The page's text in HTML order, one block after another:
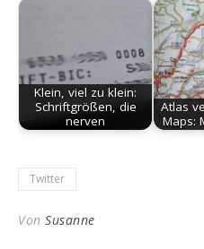
Klein, viel zu klein:
Schriftgrößen, die
nerven
Atlas
Maps:
Twitter
Von Susanne